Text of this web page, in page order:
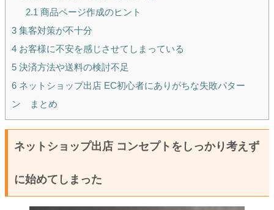
2.1 商品ページ作成のヒント
3 集客対策が不十分
4 お客様に不安を感じさせてしまっている
5 決済方法や送料の検討不足
6 ネットショップ出店 EC初心者にありがちな失敗パター
ン まとめ
ネットショップ出店 コンセプトをしっかり考えず
に始めてしまった